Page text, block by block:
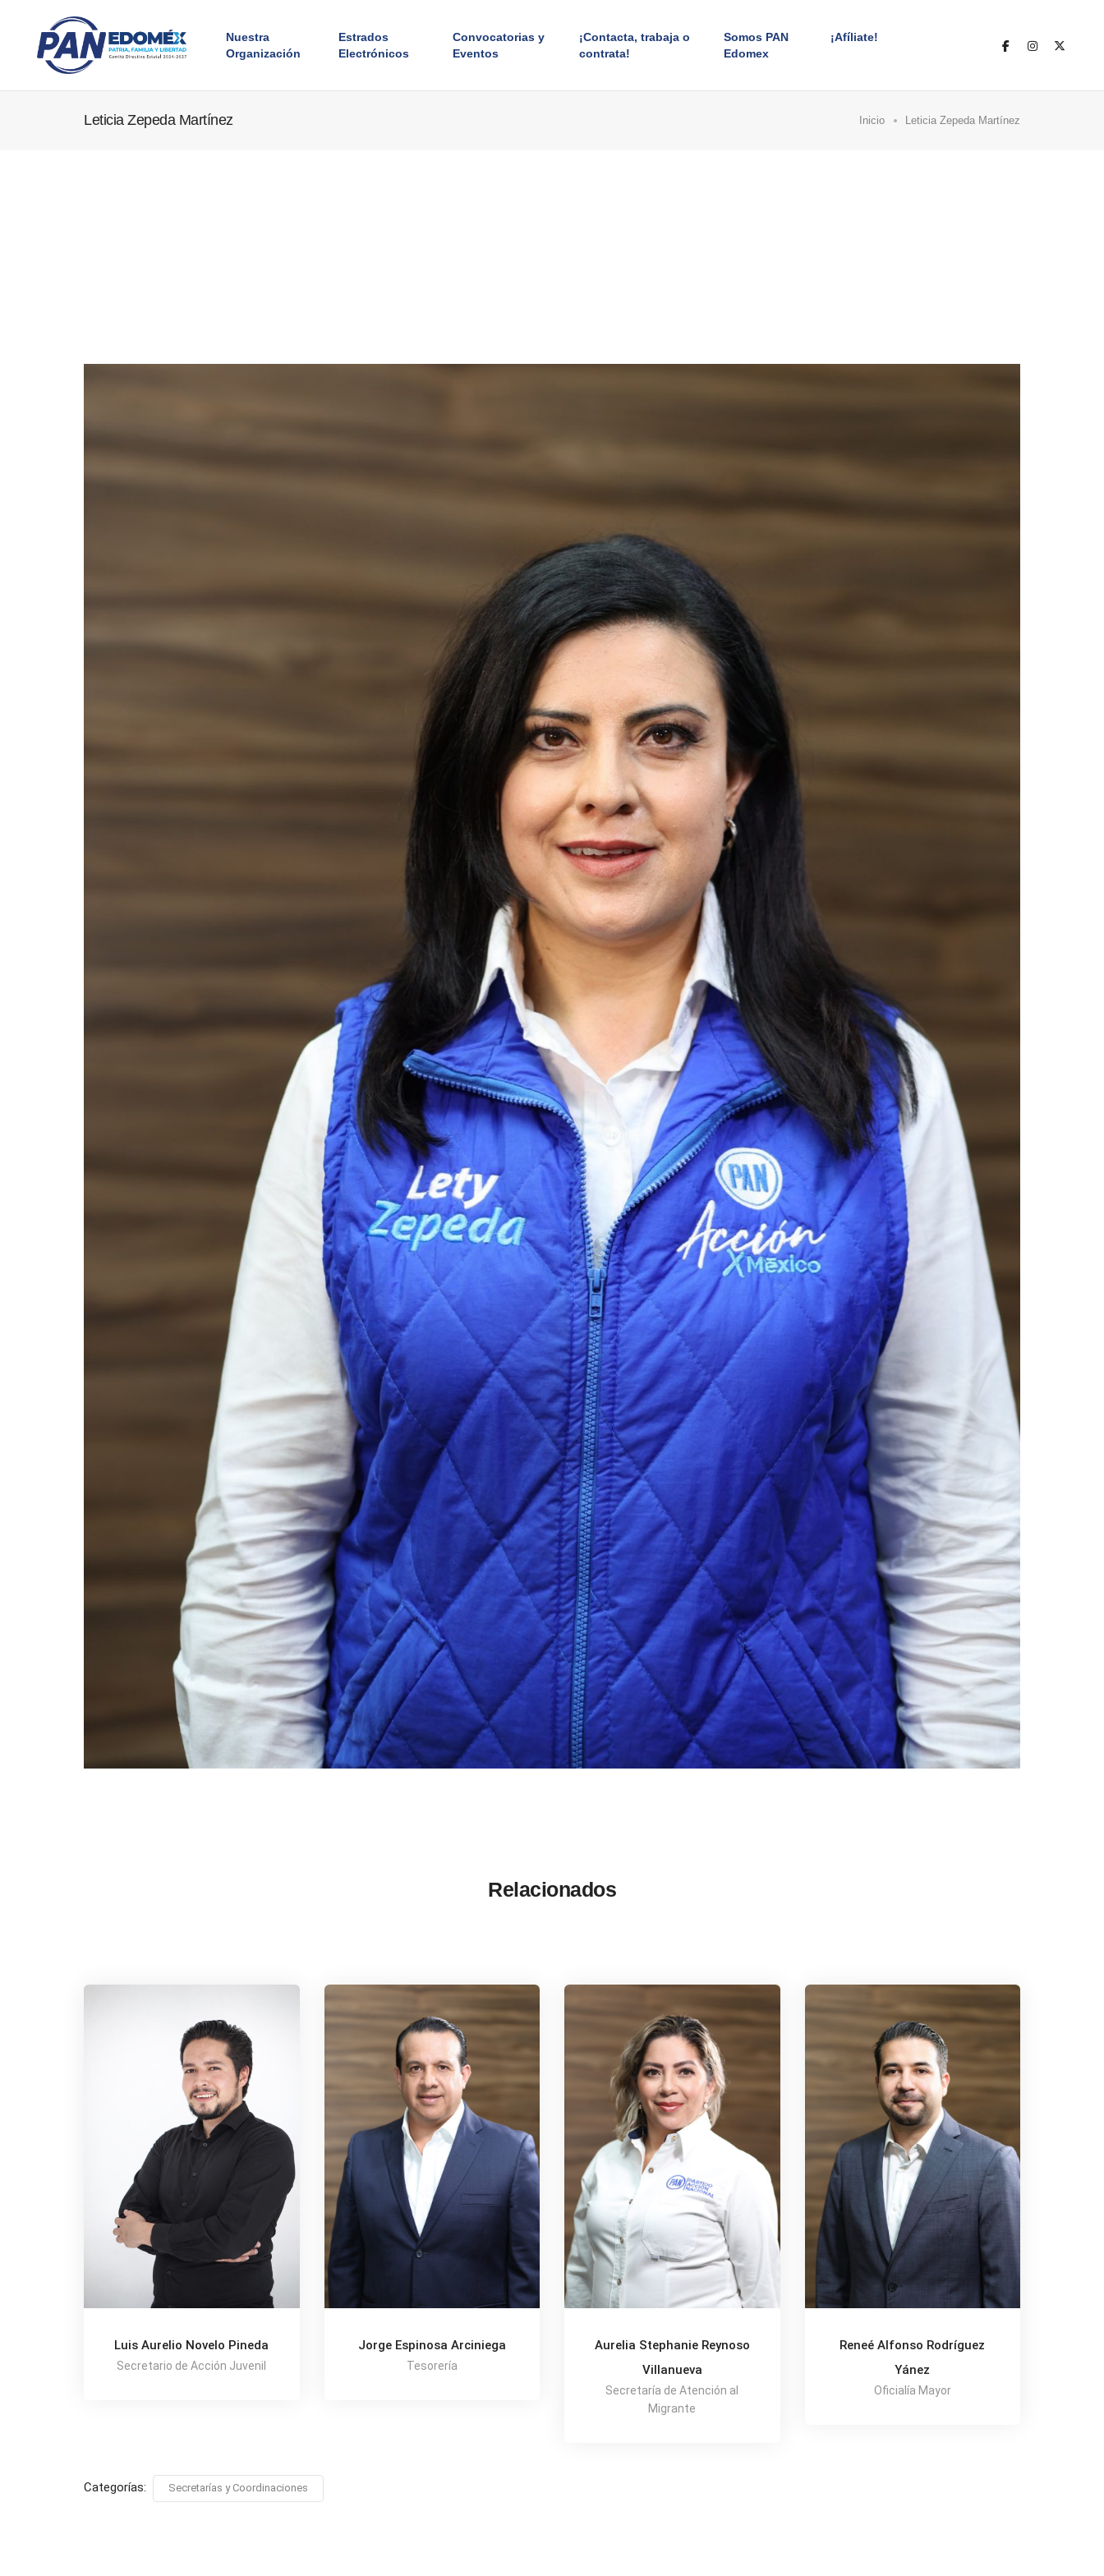
Nuestra
Organización
Estrados
Electrónicos
Convocatorias y
Eventos
¡Contacta, trabaja o
contrata!
Somos PAN
Edomex
¡Afíliate!
Leticia Zepeda Martínez Inicio Leticia Zepeda Martínez
Relacionados
Luis Aurelio Novelo Pineda
Secretario de Acción Juvenil
Jorge Espinosa Arciniega
Tesorería
Aurelia Stephanie Reynoso
Villanueva
Secretaría de Atención al
Migrante
Reneé Alfonso Rodríguez
Yánez
Oficialía Mayor
Categorías: Secretarías y Coordinaciones